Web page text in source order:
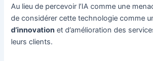
Au lieu de percevoir l’IA comme une
de considérer cette technologie comme
d’innovation et d’amélioration des
leurs clients.